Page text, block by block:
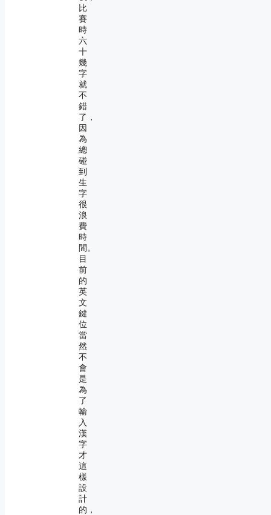
比
賽
時
六
十
幾
字
就
不
錯
了，
因
為
總
碰
到
生
字
很
浪
費
時
間。
目
前
的
英
文
鍵
位
當
然
不
會
是
為
了
輸
入
漢
字
才
這
樣
設
計
的，